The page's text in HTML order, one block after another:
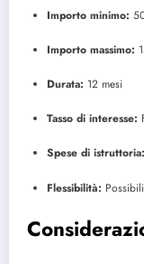
Importo minimo:
Importo massimo:
Durata: 12 mesi
Tasso di interesse:
Spese di istruttoria:
Flessibilità: